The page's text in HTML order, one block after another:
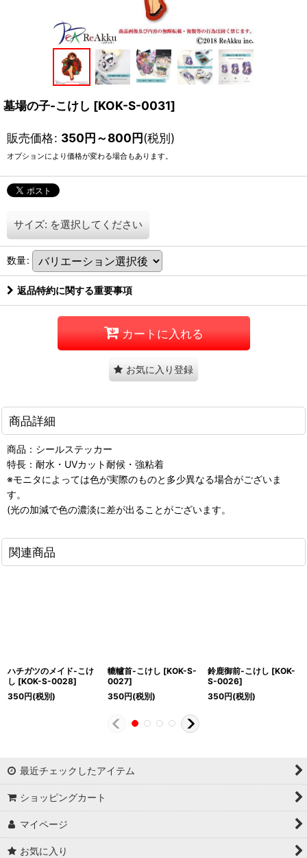
墓場の子-こけし [KOK-S-0031]
販売価格: 350円～800円(税別)
オプションにより価格が変わる場合もあります。
サイズ: を選択してください
数量:
返品特約に関する重要事項
カートに入れる
お気に入り登録
商品詳細
商品：シールステッカー
特長：耐水・UVカット耐候・強粘着
※モニタによっては色が実際のものと多少異なる場合がございま
す。
(光の加減で色の濃淡に差が出ることがございます。
関連商品
ハチガツのメイド-こけ
し [KOK-S-0028]
350円(税別)
轆轤首-こけし [KOK-S-
0027]
350円(税別)
鈴鹿御前-こけし [KOK-
S-0026]
350円(税別)
最近チェックしたアイテム
ショッピングカート
マイページ
お気に入り